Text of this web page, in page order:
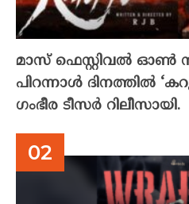
മാസ് ഫെസ്റ്റിവൽ ഓൺ
പിറന്നാൾ ദിനത്തിൽ
ഗംഭീര ടീസർ റിലീസായി.